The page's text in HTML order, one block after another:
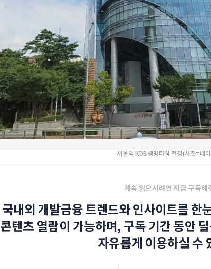
서울역 KDB생명타워 전경(사진=네
계속 읽으시려면 지금 구독해
국내외 개발금융 트렌드와 인사이트를 한
콘텐츠 열람이 가능하며, 구독 기간 동안
자유롭게 이용하실 수